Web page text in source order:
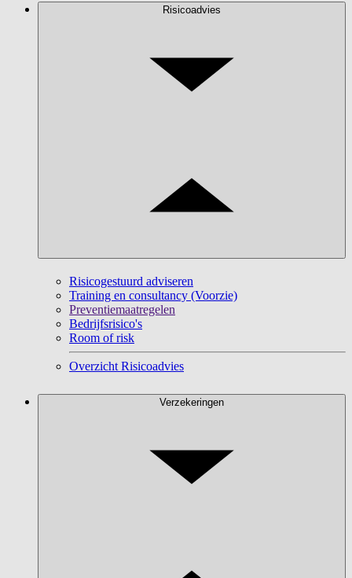
Risicoadvies
Risicogestuurd adviseren
Training en consultancy (Voorzie)
Preventiemaatregelen
Bedrijfsrisico's
Room of risk
Overzicht Risicoadvies
Verzekeringen